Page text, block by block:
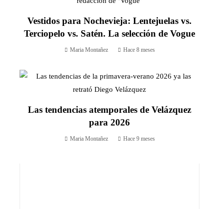
Vestidos para Nochevieja: Lentejuelas vs.
Terciopelo vs. Satén. La selección de Vogue
Maria Montañez Hace 8 meses
Las tendencias atemporales de Velázquez
para 2026
Maria Montañez Hace 9 meses